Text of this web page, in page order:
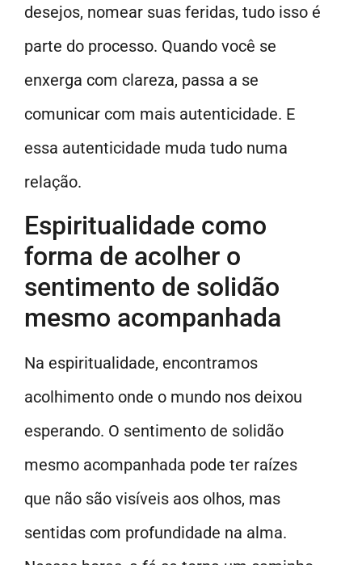
desejos, nomear suas feridas, tudo isso é
parte do processo. Quando você se
enxerga com clareza, passa a se
comunicar com mais autenticidade. E
essa autenticidade muda tudo numa
relação.
Espiritualidade como
forma de acolher o
sentimento de solidão
mesmo acompanhada
Na espiritualidade, encontramos
acolhimento onde o mundo nos deixou
esperando. O sentimento de solidão
mesmo acompanhada pode ter raízes
que não são visíveis aos olhos, mas
sentidas com profundidade na alma.